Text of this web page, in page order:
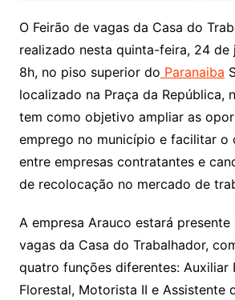
O Feirão de vagas da Casa do
realizado nesta quinta-feira, 24 de
8h, no piso superior do Paranaiba
localizado na Praça da República,
tem como objetivo ampliar as
emprego no município e facilitar o
entre empresas contratantes e
de recolocação no mercado de
A empresa Arauco estará presente
vagas da Casa do Trabalhador,
quatro funções diferentes: Auxiliar
Florestal, Motorista II e Assistente